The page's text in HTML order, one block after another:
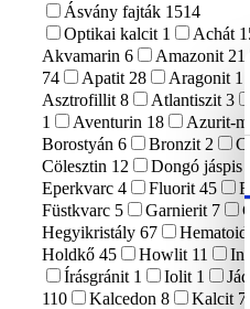
Ásvány fajták 1514
Optikai kalcit 1 Achát
Akvamarin 6 Amazonit 21
74
Apatit 28 Aragonit 17
Asztrofillit 8 Atlantiszit 3
1
Aventurin 18 Azurit-
Borostyán 6 Bronzit 2
Cölesztin 12 Dongó jáspis
Eperkvarc 4 Fluorit 45
Füstkvarc 5 Garnierit 7
Hegyikristály 67
Holdkő 45 Howlit 11
Írásgránit 1 Iolit 1
110
Kalcedon 8 Kalcit 74